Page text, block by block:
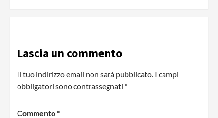
Lascia un commento
Il tuo indirizzo email non sarà pubblicato. I campi
obbligatori sono contrassegnati *
Commento*